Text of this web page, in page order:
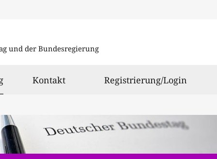
und der Bundesregierung
ausgewählt
Kontakt Registrierung/Login